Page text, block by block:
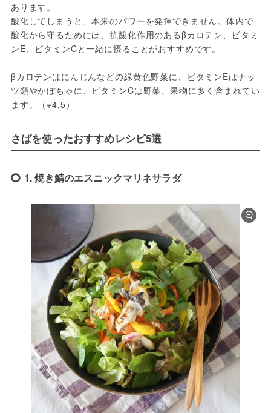
あります。
酸化してしまうと、本来のパワーを発揮できません。体内で
酸化から守るためには、抗酸化作用のあるβカロテン、ビタミ
ンE、ビタミンCと一緒に摂ることがおすすめです。
βカロテンはにんじんなどの緑黄色野菜に、ビタミンEはナッ
ツ類やかぼちゃに、ビタミンCは野菜、果物に多く含まれてい
さばを使ったおすすめレシピ5選
1. 焼き鯖のエスニックマリネサラダ